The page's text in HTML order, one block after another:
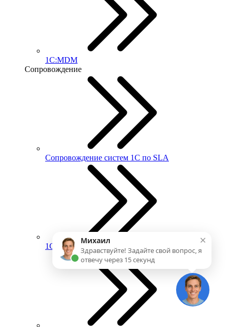
1С:MDM
Сопровождение
Сопровождение систем 1С по SLA
1С:ИТС ×
Михаил
Здравствуйте! Задайте свой вопрос, я
отвечу через 15 секунд